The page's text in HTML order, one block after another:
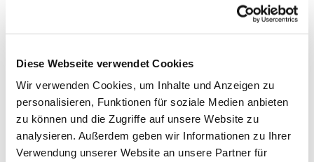
Diese Webseite verwendet Cookies
Wir verwenden Cookies, um Inhalte und Anzeigen zu
personalisieren, Funktionen für soziale Medien anbieten
zu können und die Zugriffe auf unsere Website zu
analysieren. Außerdem geben wir Informationen zu Ihrer
Verwendung unserer Website an unsere Partner für
Dies könnte Sie auch
interessieren